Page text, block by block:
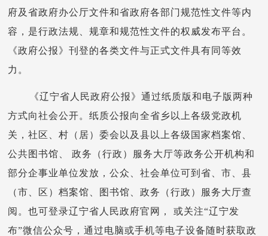
府及省政府办公厅文件和省政府各部门规范性文件等内
容，是行政法规、规章和规范性文件的权威发布平台。
《政府公报》刊登的各类文件与正式文件具有同等效
力。
《辽宁省人民政府公报》通过纸质版和电子版两种
方式向社会公开。纸质公报向全省乡以上各级党政机
关，社区、村（居）委会以及县以上各级国家档案馆、
公共图书馆、 政务（行政）服务大厅等政务公开机构和
部分企事业单位发放，公众、社会单位可到省、市、县
（市、区）档案馆、图书馆、政务（行政）服务大厅查
阅。也可登录辽宁省人民政府官网， 或关注“辽宁发
布”微信公众号，通过电脑或手机等电子设备随时获取政